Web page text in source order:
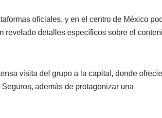
oficiales, y en el centro de México
revelado detalles específicos sobre el
visita del grupo a la capital, donde
además de protagonizar una